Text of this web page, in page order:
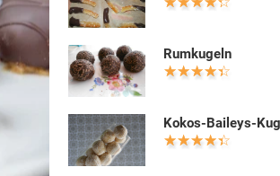
Rumkugeln
Kokos-Baileys-